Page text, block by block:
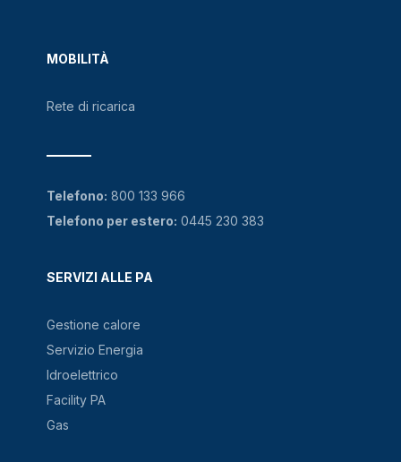
MOBILITÀ
Rete di ricarica
SERVIZI ALLE PA
Gestione calore
Servizio Energia
Idroelettrico
Facility PA
Gas
Telefono: 800 133 966
Telefono per estero: 0445 230 383